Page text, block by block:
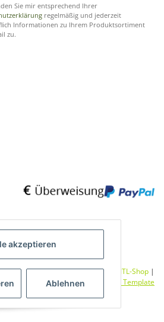
Sie mir entsprechend Ihrer
regelmäßig und jederzeit
Informationen zu Ihrem Produktsortiment
zu.
Commerce Agentur| Powered by JTL-Shop |
CLEARIX JTL-Shop Template
akzeptieren
Ablehnen